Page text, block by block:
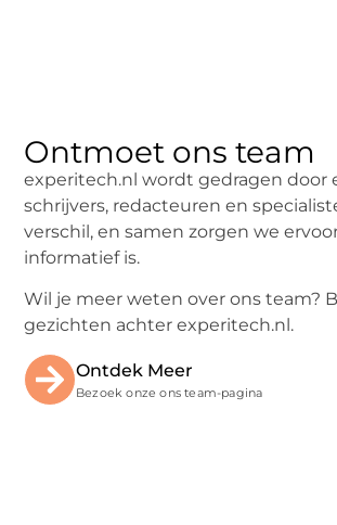
Ontmoet ons team
experitech.nl wordt gedragen
schrijvers, redacteuren en
verschil, en samen zorgen we
informatief is.
Wil je meer weten over ons team?
gezichten achter experitech.nl.
Ontdek Meer
Bezoek onze ons team-pagina